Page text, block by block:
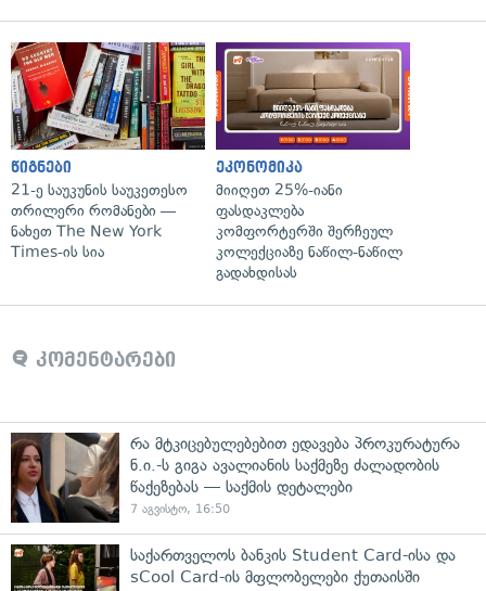
წიგნები
21-ე საუკუნის საუკეთესო
თრილერი რომანები —
ნახეთ The New York
Times-ის სია
ეკონომიკა
მიიღეთ 25%-იანი
ფასდაკლება
კომფორტერში შერჩეულ
კოლექციაზე ნაწილ-ნაწილ
გადახდისას
კომენტარები
რა მტკიცებულებებით ედავება პროკურატურა
ნ.ი.-ს გიგა ავალიანის საქმეზე ძალადობის
წაქეზებას — საქმის დეტალები
7 აგვისტო, 16:50
საქართველოს ბანკის Student Card-ისა და
sCool Card-ის მფლობელები ქუთაისში